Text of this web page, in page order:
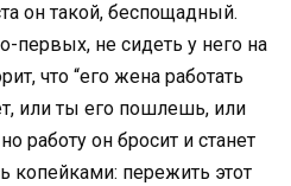
он такой, беспощадный.
первых, не сидеть у него на
что “его жена работать
или ты его пошлешь, или
работу он бросит и станет
копейками: пережить этот